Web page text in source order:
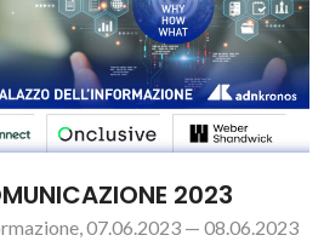
2023
07.06.2023 — 08.06.2023